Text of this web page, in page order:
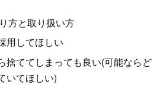
方と取り扱い方
用してほしい
捨ててしまっても良い(可能ならど
いてほしい)